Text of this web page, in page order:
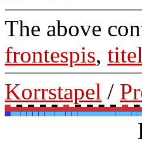
The above
frontespis,
Korrstapel /